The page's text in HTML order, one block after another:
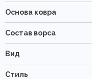
Основа ковра
Состав ворса
Вид
Стиль